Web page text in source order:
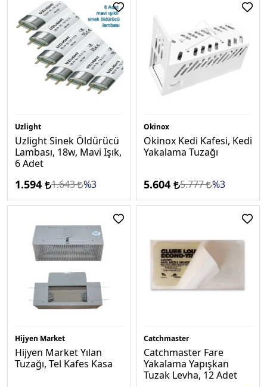
Uzlight
Uzlight Sinek Öldürücü
Lambası, 18w, Mavi Işık,
6 Adet
1.594 1.643 %3
Okinox
Okinox Kedi Kafesi, Kedi
Yakalama Tuzağı
5.604 5.777 %3
Hijyen Market
Hijyen Market Yılan
Tuzağı, Tel Kafes Kasa
Catchmaster
Catchmaster Fare
Yakalama Yapışkan
Tuzak Levha, 12 Adet